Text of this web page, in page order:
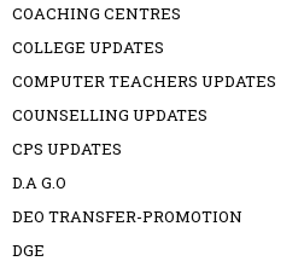
COACHING CENTRES
COLLEGE UPDATES
COMPUTER TEACHERS UPDATES
COUNSELLING UPDATES
CPS UPDATES
D.A G.O
DEO TRANSFER-PROMOTION
DGE